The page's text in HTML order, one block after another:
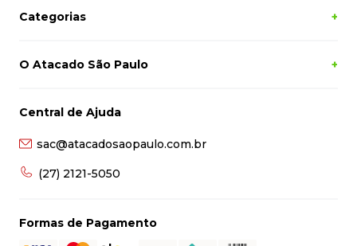
Categorias +
O Atacado São Paulo +
Central de Ajuda
sac@atacadosaopaulo.com.br
(27) 2121-5050
Formas de Pagamento